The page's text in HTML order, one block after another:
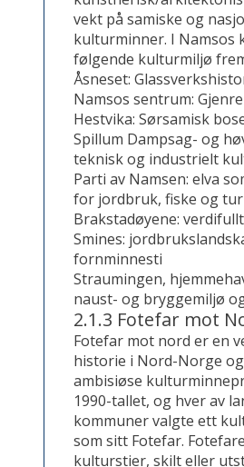
vekt på samiske og
kulturminner. I Namsos
følgende kulturmiljø
Åsneset:
Namsos sentrum:
Hestvika: Sørsamisk
Spillum Dampsag- og
teknisk og industrielt
Parti av Namsen: elva
for jordbruk, fiske og
Brakstadøyene:
Smines:
fornminnesti
Straumingen,
naust- og bryggemiljø
2.1.3 Fotefar mot
Fotefar mot nord er en
historie i Nord-Norge
ambisiøse
1990-tallet, og hver av
kommuner valgte ett
som sitt Fotefar.
kulturstier, skilt eller